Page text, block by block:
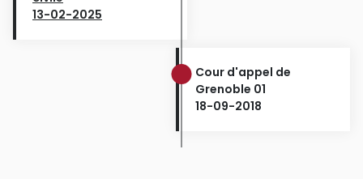
13-02-2025
Cour d'appel de
Grenoble 01
18-09-2018